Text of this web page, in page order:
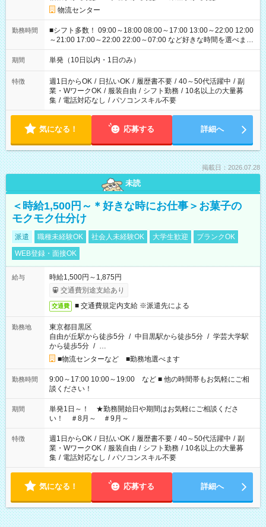
物流センター
勤務時間
■シフト多数！ 09:00～18:00 08:00～17:00 13:00～22:00 12:00
～21:00 17:00～22:00 22:00～07:00 など好きな時間を選べま
す！
期間 単発（10日以内・1日のみ）
特徴 週1日からOK / 日払いOK / 履歴書不要 / 40～50代活躍中 / 副
業・WワークOK / 服装自由 / シフト勤務 / 10名以上の大量募
集 / 電話対応なし / パソコンスキル不要
気になる！ 応募する 詳細へ
掲載日：2026.07.28
未読
＜時給1,500円～＊好きな時にお仕事＞お菓子の
モクモク仕分け
派遣 職種未経験OK 社会人未経験OK 大学生歓迎
ブランクOK
WEB登録・面接OK
給与
時給1,500円～1,875円
交通費別途支給あり
交通費 ■ 交通費規定内支給 ※派遣先による
勤務地
東京都目黒区
自由が丘駅から徒歩5分 / 中目黒駅から徒歩5分 / 学芸大学駅
から徒歩5分 / …
■物流センターなど ■勤務地選べます
勤務時間
9:00～17:00 10:00～19:00 など ■ 他の時間帯もお気軽にご相
談ください！
期間
単発1日～！ ★勤務開始日や期間はお気軽にご相談くださ
い！ ＃8月～ ＃9月～
特徴 週1日からOK / 日払いOK / 履歴書不要 / 40～50代活躍中 / 副
業・WワークOK / 服装自由 / シフト勤務 / 10名以上の大量募
集 / 電話対応なし / パソコンスキル不要
気になる！ 応募する 詳細へ